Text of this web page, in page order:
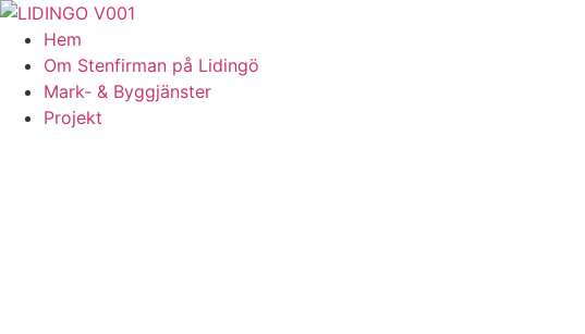
Skip
content
Hem
Om Stenfirman på Lidingö
Mark- & Byggjänster
Projekt